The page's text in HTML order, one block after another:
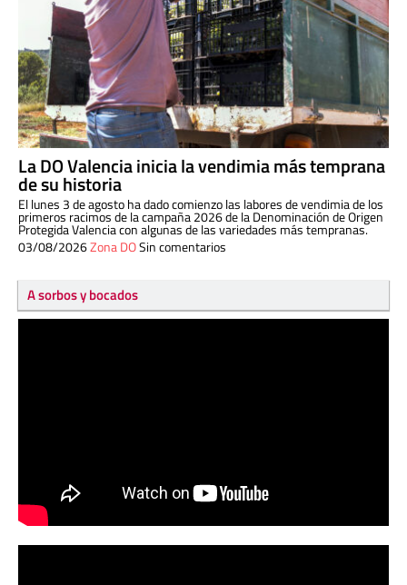
La DO Valencia inicia la vendimia más temprana
de su historia
El lunes 3 de agosto ha dado comienzo las labores de vendimia de los
primeros racimos de la campaña 2026 de la Denominación de Origen
Protegida Valencia con algunas de las variedades más tempranas.
03/08/2026Zona DOSin comentarios
A sorbos y bocados